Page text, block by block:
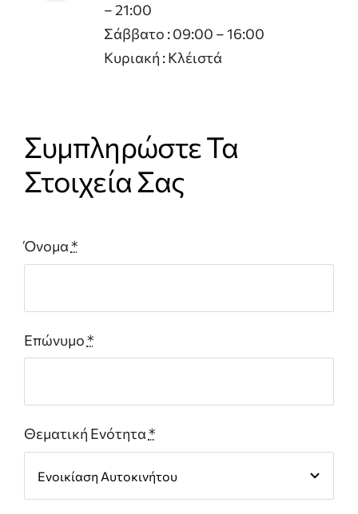
– 21:00
Σάββατο : 09:00 – 16:00
Κυριακή : Κλέιστά
Συμπληρώστε Τα
Στοιχεία Σας
Όνομα*
Επώνυμο*
Θεματική Ενότητα*